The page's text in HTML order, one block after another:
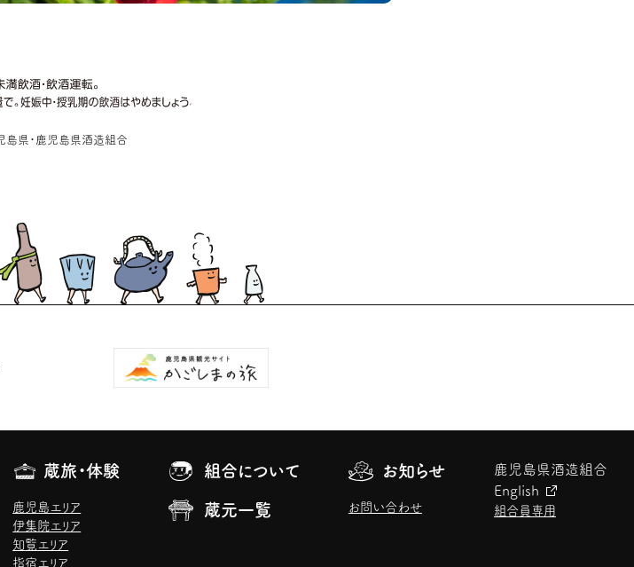
島県・鹿児島県酒造組合
蔵旅・体験
鹿児島エリア
伊集院エリア
知覧エリア
指宿エリア
組合について
蔵元一覧
お知らせ
お問い合わせ
鹿児島県酒造組合
English
組合員専用